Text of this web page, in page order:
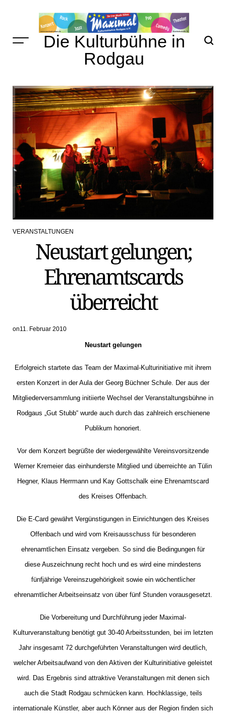
to
content
Die Kulturbühne in
Rodgau
POSTED
VERANSTALTUNGEN
Neustart gelungen;
Ehrenamtscards
überreicht
on11. Februar 2010
Neustart gelungen
Erfolgreich startete das Team der Maximal-Kulturinitiative mit ihrem
ersten Konzert in der Aula der Georg Büchner Schule. Der aus der
Mitgliederversammlung initiierte Wechsel der Veranstaltungsbühne in
Rodgaus „Gut Stubb“ wurde auch durch das zahlreich erschienene
Publikum honoriert.
Vor dem Konzert begrüßte der wiedergewählte Vereinsvorsitzende
Werner Kremeier das einhunderste Mitglied und überreichte an Tülin
Hegner, Klaus Herrmann und Kay Gottschalk eine Ehrenamtscard
des Kreises Offenbach.
Die E-Card gewährt Vergünstigungen in Einrichtungen des Kreises
Offenbach und wird vom Kreisausschuss für besonderen
ehrenamtlichen Einsatz vergeben. So sind die Bedingungen für
diese Auszeichnung recht hoch und es wird eine mindestens
fünfjährige Vereinszugehörigkeit sowie ein wöchentlicher
ehrenamtlicher Arbeitseinsatz von über fünf Stunden vorausgesetzt.
Die Vorbereitung und Durchführung jeder Maximal-
Kulturveranstaltung benötigt gut 30-40 Arbeitsstunden, bei im letzten
Jahr insgesamt 72 durchgeführten Veranstaltungen wird deutlich,
welcher Arbeitsaufwand von den Aktiven der Kulturinitiative geleistet
wird. Das Ergebnis sind attraktive Veranstaltungen mit denen sich
auch die Stadt Rodgau schmücken kann. Hochklassige, teils
internationale Künstler, aber auch Könner aus der Region finden sich